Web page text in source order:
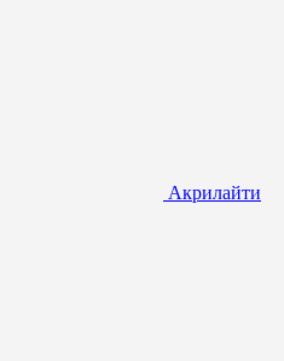
Акрилайти